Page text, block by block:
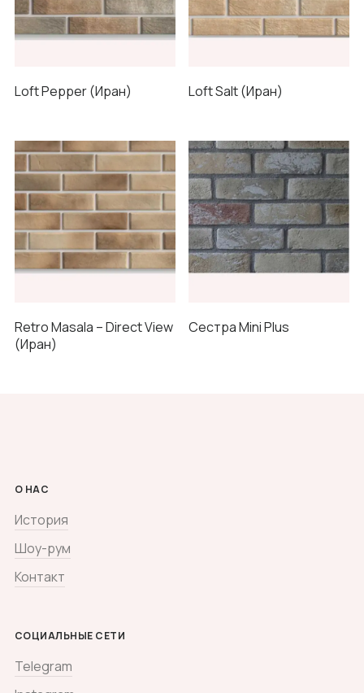
Loft Pepper (Иран) Loft Salt (Иран)
Retro Masala – Direct View
(Иран)
Сестра Mini Plus
О НАС
История
Шоу-рум
Контакт
СОЦИАЛЬНЫЕ СЕТИ
Telegram